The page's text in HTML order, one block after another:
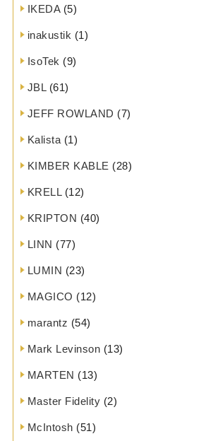
IKEDA(5)
inakustik (1)
IsoTek (9)
JBL(61)
JEFF ROWLAND (7)
Kalista (1)
KIMBER KABLE (28)
KRELL(12)
KRIPTON (40)
LINN (77)
LUMIN (23)
MAGICO (12)
marantz (54)
Mark Levinson (13)
MARTEN (13)
Master Fidelity (2)
McIntosh (51)